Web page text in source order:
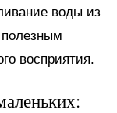
воды из
полезным
восприятия.